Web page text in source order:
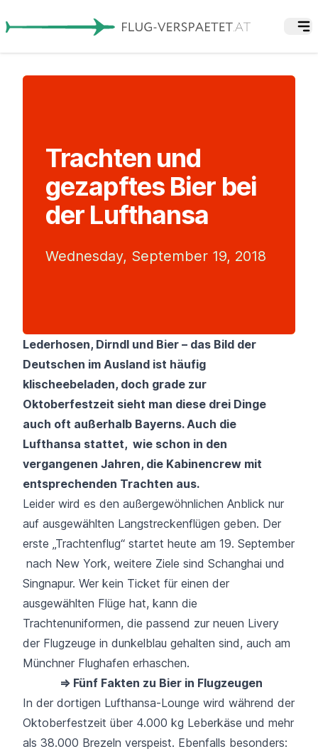
Trachten und
gezapftes Bier bei
der Lufthansa
Wednesday, September 19, 2018
Lederhosen, Dirndl und Bier – das Bild der
Deutschen im Ausland ist häufig
klischeebeladen, doch grade zur
Oktoberfestzeit sieht man diese drei Dinge
auch oft außerhalb Bayerns. Auch die
Lufthansa stattet, wie schon in den
vergangenen Jahren, die Kabinencrew mit
entsprechenden Trachten aus.
Leider wird es den außergewöhnlichen Anblick nur
auf ausgewählten Langstreckenflügen geben. Der
erste „Trachtenflug“ startet heute am 19. September
nach New York, weitere Ziele sind Schanghai und
Singnapur. Wer kein Ticket für einen der
ausgewählten Flüge hat, kann die
Trachtenuniformen, die passend zur neuen Livery
der Flugzeuge in dunkelblau gehalten sind, auch am
Münchner Flughafen erhaschen.
⇒ Fünf Fakten zu Bier in Flugzeugen
In der dortigen Lufthansa-Lounge wird während der
Oktoberfestzeit über 4.000 kg Leberkäse und mehr
als 38.000 Brezeln verspeist. Ebenfalls besonders: